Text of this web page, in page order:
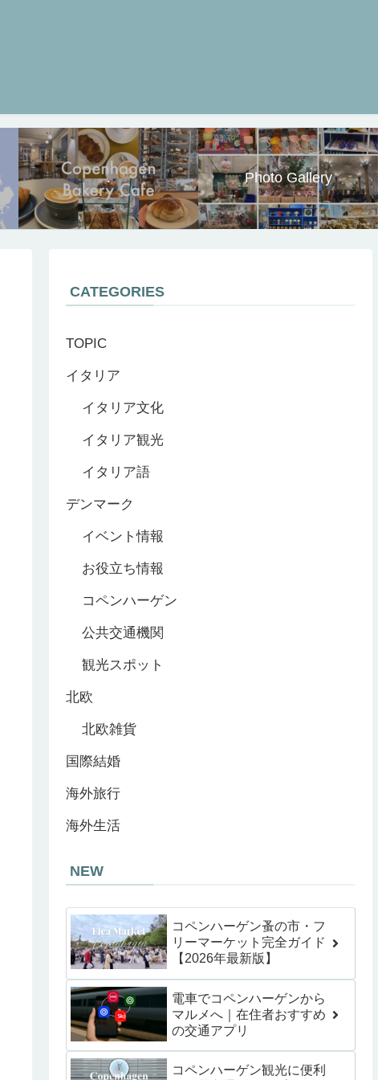
. Photo Gallery
CATEGORIES
TOPIC
イタリア
イタリア文化
イタリア観光
イタリア語
デンマーク
イベント情報
お役立ち情報
コペンハーゲン
公共交通機関
観光スポット
北欧
北欧雑貨
国際結婚
海外旅行
海外生活
NEW
コペンハーゲン蚤の市・フ
リーマーケット完全ガイド
【2026年最新版】
電車でコペンハーゲンから
マルメへ｜在住者おすすめ
の交通アプリ
コペンハーゲン観光に便利